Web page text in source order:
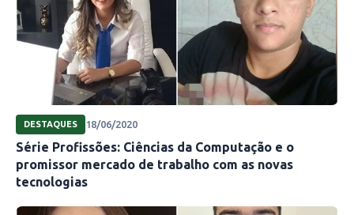
DESTAQUES 18/06/2020
Série Profissões: Ciências da Computação e o
promissor mercado de trabalho com as novas
tecnologias